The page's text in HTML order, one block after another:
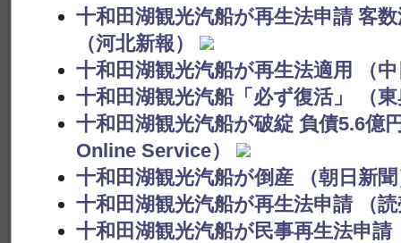
十和田湖観光汽船が再生法申請 客
（河北新報）
十和田湖観光汽船が再生法適用 （
十和田湖観光汽船「必ず復活」 （
十和田湖観光汽船が破綻 負債5.6億
Online Service）
十和田湖観光汽船が倒産 （朝日新
十和田湖観光汽船が再生法申請 （
十和田湖観光汽船が民事再生法申